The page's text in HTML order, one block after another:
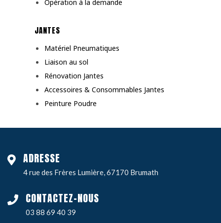
Opération à la demande
JANTES
Matériel Pneumatiques
Liaison au sol
Rénovation Jantes
Accessoires & Consommables Jantes
Peinture Poudre
ADRESSE
4 rue des Frères Lumière, 67170 Brumath
CONTACTEZ-NOUS
03 88 69 40 39